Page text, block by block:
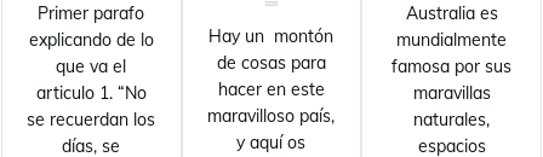
Primer parafo
explicando de lo
que va el
articulo 1. “No
se recuerdan los
días, se
Hay un montón
de cosas para
hacer en este
maravilloso país,
y aquí os
Australia es
mundialmente
famosa por sus
maravillas
naturales,
espacios